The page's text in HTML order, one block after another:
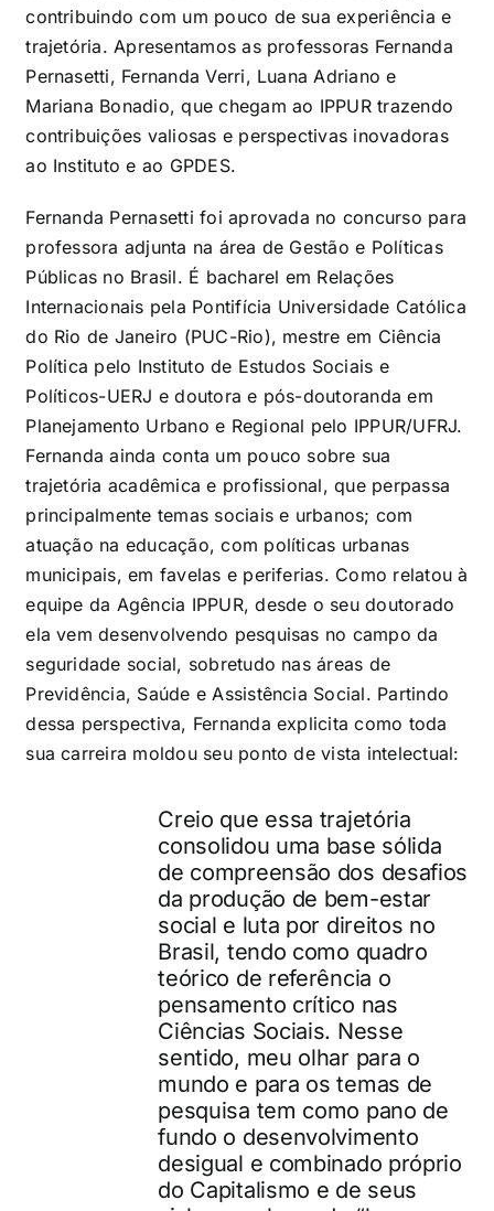
contribuindo com um pouco de sua experiência e
trajetória. Apresentamos as professoras Fernanda
Pernasetti, Fernanda Verri, Luana Adriano e
Mariana Bonadio, que chegam ao IPPUR trazendo
contribuições valiosas e perspectivas inovadoras
ao Instituto e ao GPDES.
Fernanda Pernasetti foi aprovada no concurso para
professora adjunta na área de Gestão e Políticas
Públicas no Brasil. É bacharel em Relações
Internacionais pela Pontifícia Universidade Católica
do Rio de Janeiro (PUC-Rio), mestre em Ciência
Política pelo Instituto de Estudos Sociais e
Políticos-UERJ e doutora e pós-doutoranda em
Planejamento Urbano e Regional pelo IPPUR/UFRJ.
Fernanda ainda conta um pouco sobre sua
trajetória acadêmica e profissional, que perpassa
principalmente temas sociais e urbanos; com
atuação na educação, com políticas urbanas
municipais, em favelas e periferias. Como relatou à
equipe da Agência IPPUR, desde o seu doutorado
ela vem desenvolvendo pesquisas no campo da
seguridade social, sobretudo nas áreas de
Previdência, Saúde e Assistência Social. Partindo
dessa perspectiva, Fernanda explicita como toda
sua carreira moldou seu ponto de vista intelectual:
Creio que essa trajetória
consolidou uma base sólida
de compreensão dos desafios
da produção de bem-estar
social e luta por direitos no
Brasil, tendo como quadro
teórico de referência o
pensamento crítico nas
Ciências Sociais. Nesse
sentido, meu olhar para o
mundo e para os temas de
pesquisa tem como pano de
fundo o desenvolvimento
desigual e combinado próprio
do Capitalismo e de seus